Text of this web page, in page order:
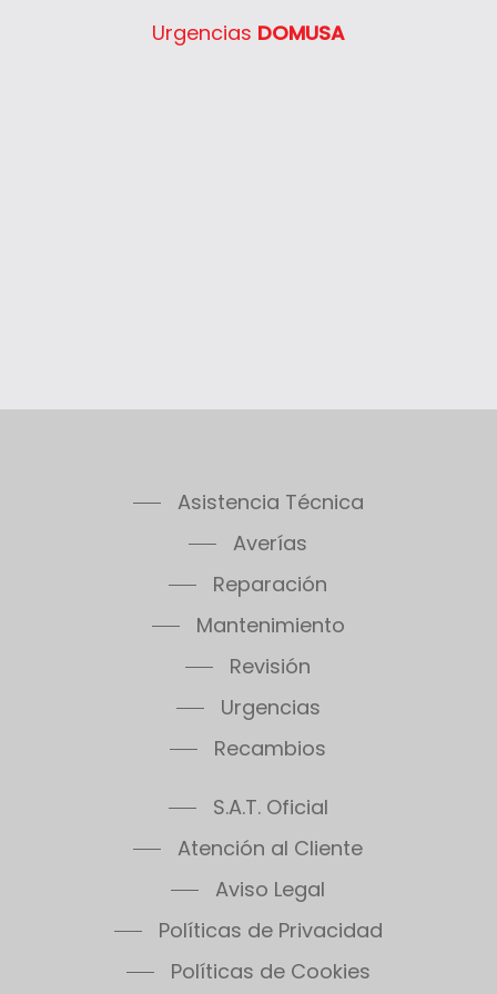
Urgencias DOMUSA
Asistencia Técnica
Averías
Reparación
Mantenimiento
Revisión
Urgencias
Recambios
S.A.T. Oficial
Atención al Cliente
Aviso Legal
Políticas de Privacidad
Políticas de Cookies